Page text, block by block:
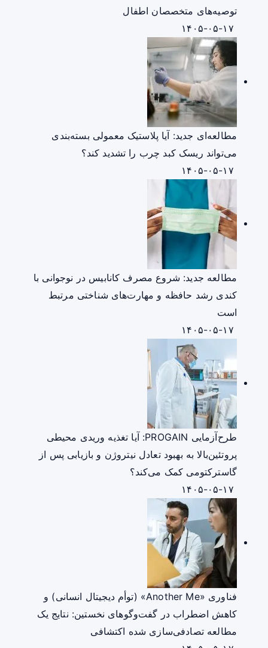
توصیه‌های متخصصان اطفال
مطالعه‌ای جدید: آیا پلاستیک معمولی بسته‌بندی
می‌تواند ریسک کبد چرب را تشدید کند؟
مطالعه جدید: شروع مصرف کانابیس در نوجوانی با
کندی رشد حافظه و مهارت‌های شناختی مرتبط
است
طرح‌آزمایی PROGAIN: آیا تغذیه وریدی محیطی
پروتئین‌بالا به بهبود تعادل نیتروژن و بازیابی پس از
گاسترکتومی کمک می‌کند؟
فناوری «Another Me» (توأم دیجیتال انسانی) و
کاهش اضطراب در گفت‌وگوهای نخستین: نتایج یک
مطالعه تصادفی‌سازی شده اکتشافی